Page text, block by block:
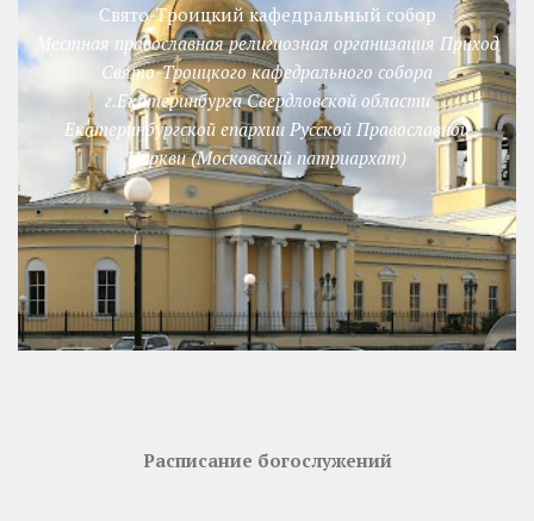
Свято-Троицкий кафедральный собор
Местная православная религиозная организация Приход
Свято-Троицкого кафедрального собора
г.Екатеринбурга Свердловской области
Екатеринбургской епархии Русской Православной
Церкви (Московский патриархат)
Расписание богослужений